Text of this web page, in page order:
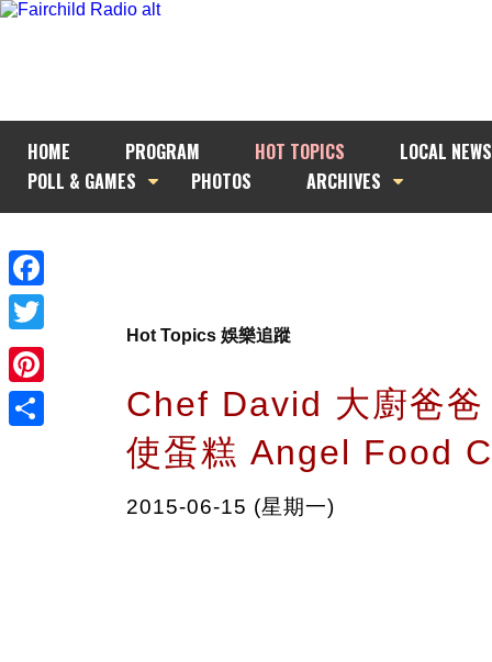
HOME PROGRAM HOT TOPICS
LOCAL NEWS
POLL & GAMES
PHOTOS ARCHIVES
Facebook
Twitter
Pinterest
Hot Topics 娛樂追蹤
Chef David 大廚爸
使蛋糕 Angel Food
2015-06-15 (星期一)